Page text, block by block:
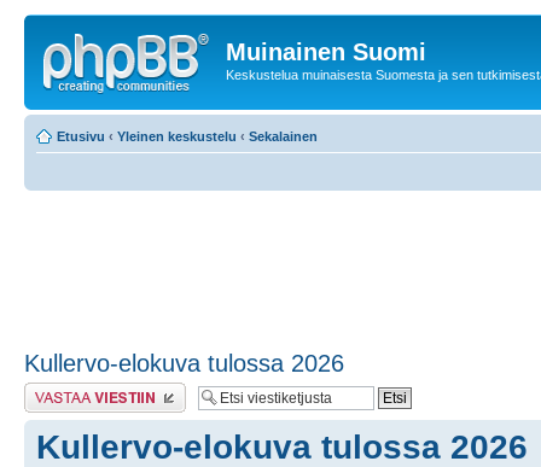
Muinainen Suomi
Keskustelua muinaisesta Suomesta ja sen
Etusivu ‹ Yleinen keskustelu ‹ Sekalainen
Kullervo-elokuva tulossa 2026
Lähetä vastaus
Kullervo-elokuva tulossa 2026